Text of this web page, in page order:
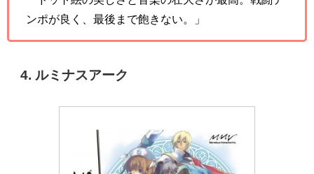
ンポが良く、最後まで飽きない。」
4. ルミナスアーク